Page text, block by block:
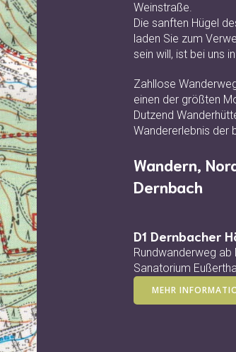
Weinstraße.
Die sanften Hügel
laden Sie zum
sein will, ist bei uns
Zahllose
einen der größten
Dutzend
Wandererlebnis der
Wandern,
Dernbach
D1 Dernbacher
Rundwanderweg ab
Sanatorium
MEHR